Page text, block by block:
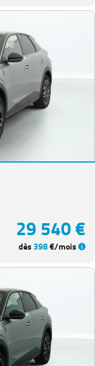
29 540 €
dès398€/mois